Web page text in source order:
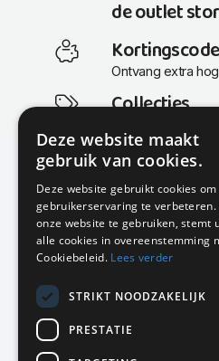
de outlet
Ontvang extra
Collecties
Actuele en
KMP Kantoormeubilair
Airport Business Park
Frankfurtstraat 29-31
1175 RH Lijnden
020-617 01 26
info@kmpkantoormeubilair.nl
Deze website maakt
gebruik van cookies.
Deze website gebruikt cookies om
gebruikerservaring te verbeteren.
onze website te gebruiken, stemt
alle cookies in overeenstemming
Cookiebeleid. Lees verder
STRIKT NOODZAKELIJK
PRESTATIE